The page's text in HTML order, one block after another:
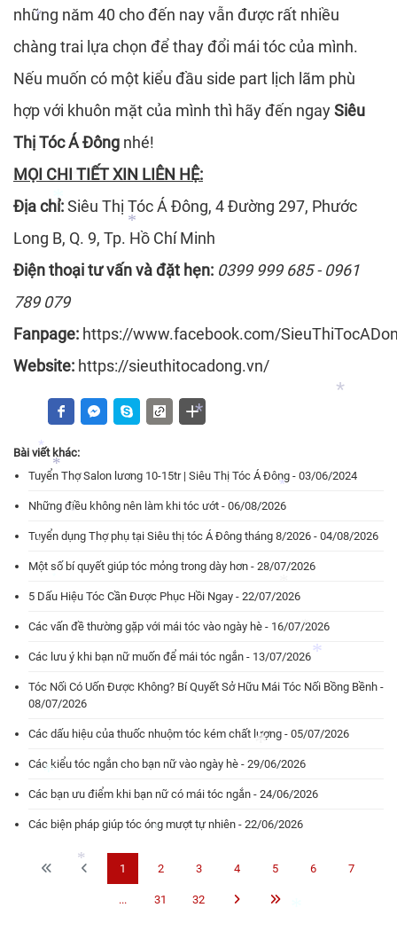
*
*
*
*
*
*
*
*
*
*
*
*
*
những năm 40 cho đến nay vẫn được rất nhiều
chàng trai lựa chọn để thay đổi mái tóc của mình.
Nếu muốn có một kiểu đầu side part lịch lãm phù
hợp với khuôn mặt của mình thì hãy đến ngaySiêu
Thị Tóc Á Đông nhé!
MỌI CHI TIẾT XIN LIÊN HỆ:
Địa chỉ:Siêu Thị Tóc Á Đông, 4 Đường 297, Phước
Long B, Q. 9, Tp. Hồ Chí Minh
Điện thoại tư vấn và đặt hẹn: 0399 999 685 - 0961
789 079
Fanpage: https://www.facebook.com/
Website: https://sieuthitocadong.vn/
Bài viết khác:
Tuyển Thợ Salon lương 10-15tr | Siêu Thị Tóc Á Đông - 03/06/2024
Những điều không nên làm khi tóc ướt - 06/08/2026
Tuyển dụng Thợ phụ tại Siêu thị tóc Á Đông tháng 8/2026 - 04/08/2026
Một số bí quyết giúp tóc mỏng trong dày hơn - 28/07/2026
5 Dấu Hiệu Tóc Cần Được Phục Hồi Ngay - 22/07/2026
Các vấn đề thường gặp với mái tóc vào ngày hè - 16/07/2026
Các lưu ý khi bạn nữ muốn để mái tóc ngắn - 13/07/2026
Tóc Nối Có Uốn Được Không? Bí Quyết Sở Hữu Mái Tóc Nối Bồng Bềnh -
08/07/2026
Các dấu hiệu của thuốc nhuộm tóc kém chất lượng - 05/07/2026
Các kiểu tóc ngắn cho bạn nữ vào ngày hè - 29/06/2026
Các bạn ưu điểm khi bạn nữ có mái tóc ngắn - 24/06/2026
Các biện pháp giúp tóc óng mượt tự nhiên - 22/06/2026
1 2 3 4 5 6 7
... 31 32